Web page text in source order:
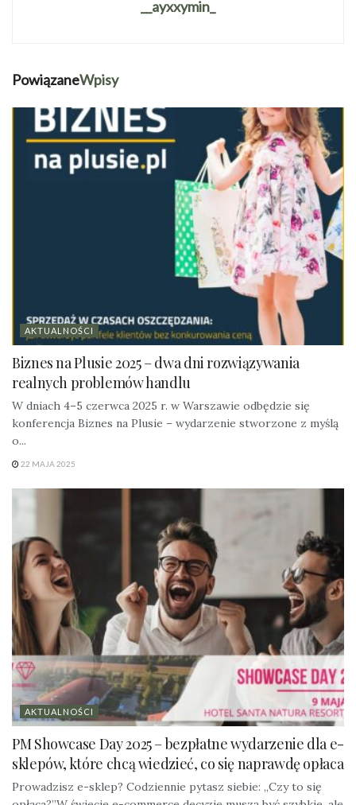
__ayxxymin_
PowiązaneWpisy
AKTUALNOŚCI
Biznes na Plusie 2025 – dwa dni rozwiązywania
realnych problemów handlu
W dniach 4–5 czerwca 2025 r. w Warszawie odbędzie się
konferencja Biznes na Plusie – wydarzenie stworzone z myślą
o...
22 MAJA 2025
AKTUALNOŚCI
PM Showcase Day 2025 – bezpłatne wydarzenie dla e-
sklepów, które chcą wiedzieć, co się naprawdę opłaca
Prowadzisz e-sklep? Codziennie pytasz siebie: „Czy to się